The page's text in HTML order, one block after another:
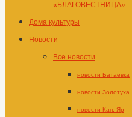
«БЛАГОВЕСТНИЦА»
Дома культуры
Новости
Все новости
новости Батаевка
новости Золотуха
новости Кап. Яр